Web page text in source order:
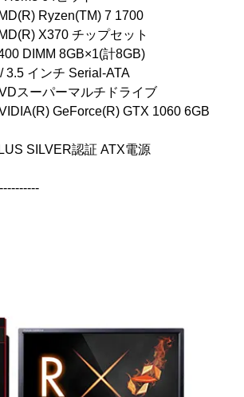
Ryzen(TM) 7 1700
X370 チップセット
DIMM 8GB×1(計8GB)
3.5 インチ Serial-ATA
スーパーマルチドライブ
GeForce(R) GTX 1060 6GB
SILVER認証 ATX電源